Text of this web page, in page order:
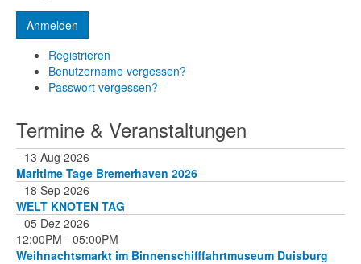
Registrieren
Benutzername vergessen?
Passwort vergessen?
Termine & Veranstaltungen
13 Aug 2026
Maritime Tage Bremerhaven 2026
18 Sep 2026
WELT KNOTEN TAG
05 Dez 2026
12:00PM - 05:00PM
Weihnachtsmarkt im Binnenschifffahrtmuseum Duisburg